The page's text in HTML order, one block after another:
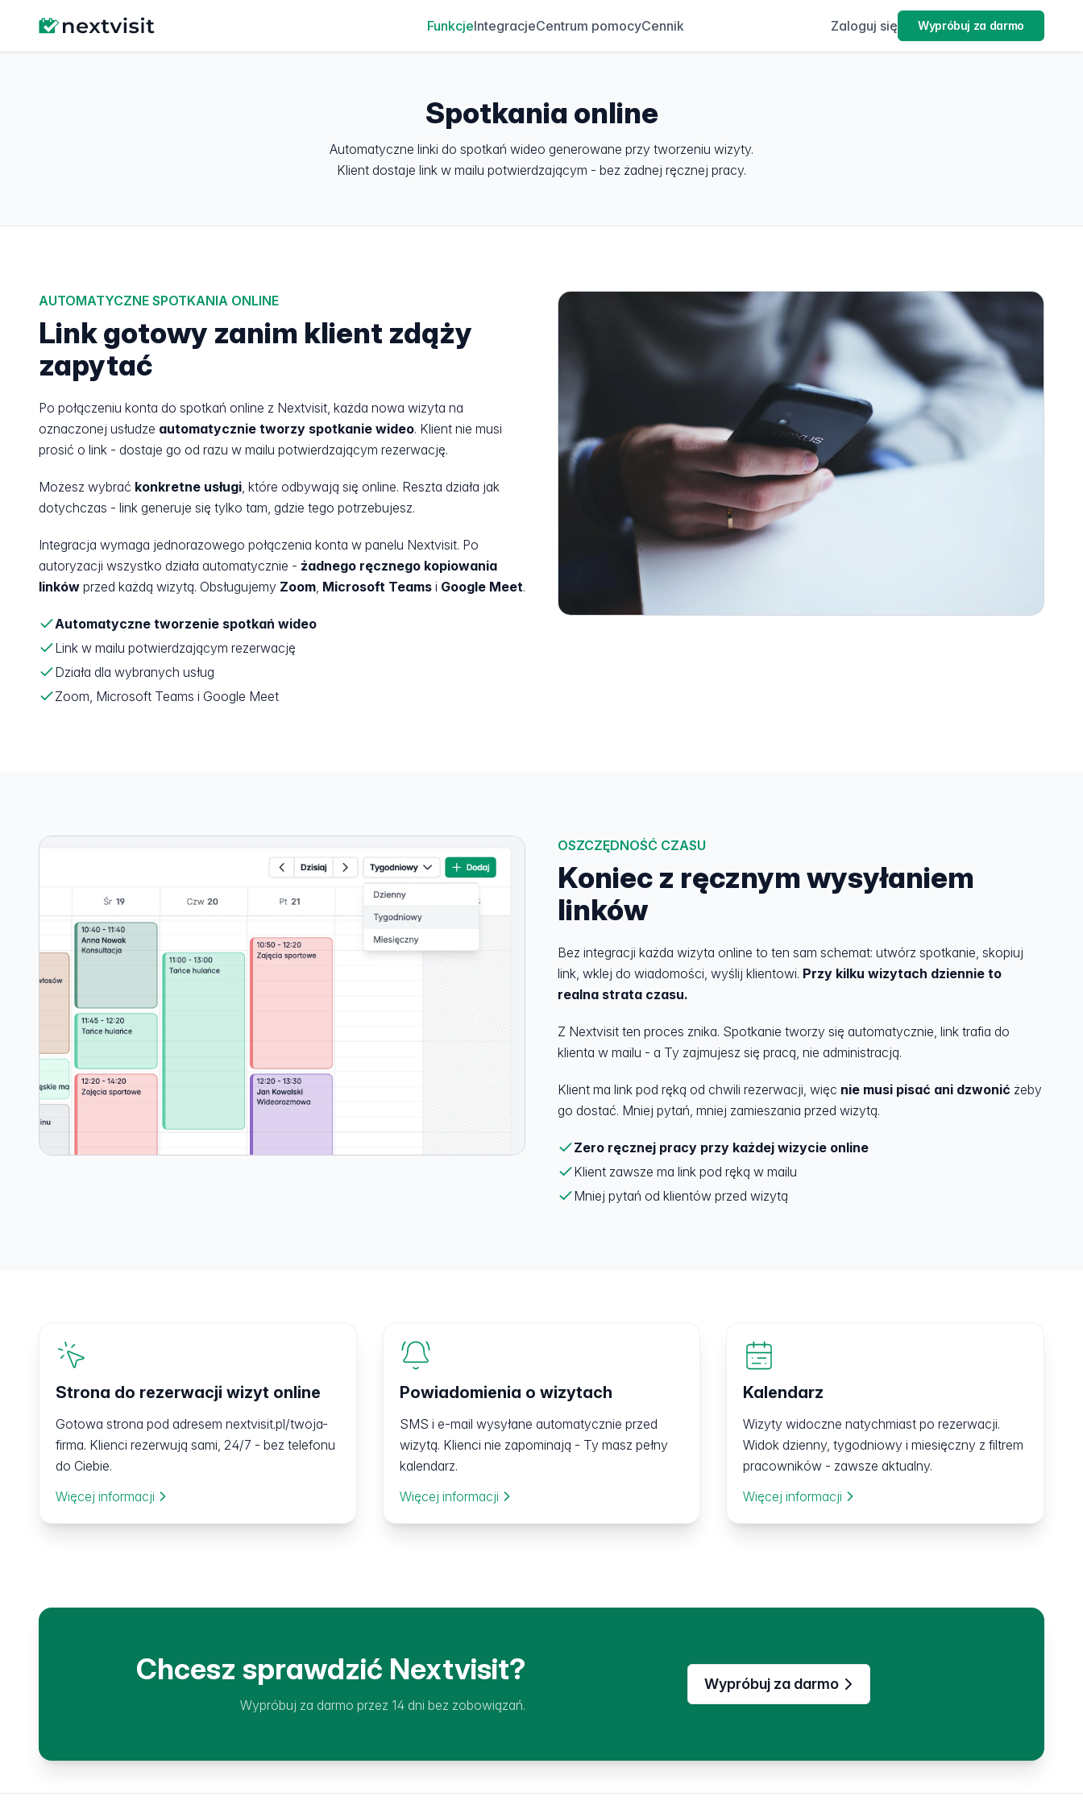
FunkcjeIntegracjeCentrum pomocyCennik Zaloguj się Wypróbuj za darmo
Spotkania online
Automatyczne linki do spotkań wideo generowane przy tworzeniu wizyty.
Klient dostaje link w mailu potwierdzającym - bez żadnej ręcznej pracy.
AUTOMATYCZNE SPOTKANIA ONLINE
Link gotowy zanim klient zdąży
zapytać
Po połączeniu konta do spotkań online z Nextvisit, każda nowa wizyta na
oznaczonej usłudze automatycznie tworzy spotkanie wideo. Klient nie musi
prosić o link - dostaje go od razu w mailu potwierdzającym rezerwację.
Możesz wybrać konkretne usługi, które odbywają się online. Reszta działa jak
dotychczas - link generuje się tylko tam, gdzie tego potrzebujesz.
Integracja wymaga jednorazowego połączenia konta w panelu Nextvisit. Po
autoryzacji wszystko działa automatycznie - żadnego ręcznego kopiowania
linków przed każdą wizytą. Obsługujemy Zoom, Microsoft Teams i Google Meet.
Automatyczne tworzenie spotkań wideo
Link w mailu potwierdzającym rezerwację
Działa dla wybranych usług
Zoom, Microsoft Teams i Google Meet
OSZCZĘDNOŚĆ CZASU
Koniec z ręcznym wysyłaniem
linków
Bez integracji każda wizyta online to ten sam schemat: utwórz spotkanie, skopiuj
link, wklej do wiadomości, wyślij klientowi. Przy kilku wizytach dziennie to
realna strata czasu.
Z Nextvisit ten proces znika. Spotkanie tworzy się automatycznie, link trafia do
klienta w mailu - a Ty zajmujesz się pracą, nie administracją.
Klient ma link pod ręką od chwili rezerwacji, więc nie musi pisać ani dzwonić żeby
go dostać. Mniej pytań, mniej zamieszania przed wizytą.
Zero ręcznej pracy przy każdej wizycie online
Klient zawsze ma link pod ręką w mailu
Mniej pytań od klientów przed wizytą
Strona do rezerwacji wizyt online
Gotowa strona pod adresem nextvisit.pl/twoja-
firma. Klienci rezerwują sami, 24/7 - bez telefonu
do Ciebie.
Więcej informacji
Powiadomienia o wizytach
SMS i e-mail wysyłane automatycznie przed
wizytą. Klienci nie zapominają - Ty masz pełny
kalendarz.
Więcej informacji
Kalendarz
Wizyty widoczne natychmiast po rezerwacji.
Widok dzienny, tygodniowy i miesięczny z filtrem
pracowników - zawsze aktualny.
Więcej informacji
Chcesz sprawdzić Nextvisit?
Wypróbuj za darmo przez 14 dni bez zobowiązań.
Wypróbuj za darmo